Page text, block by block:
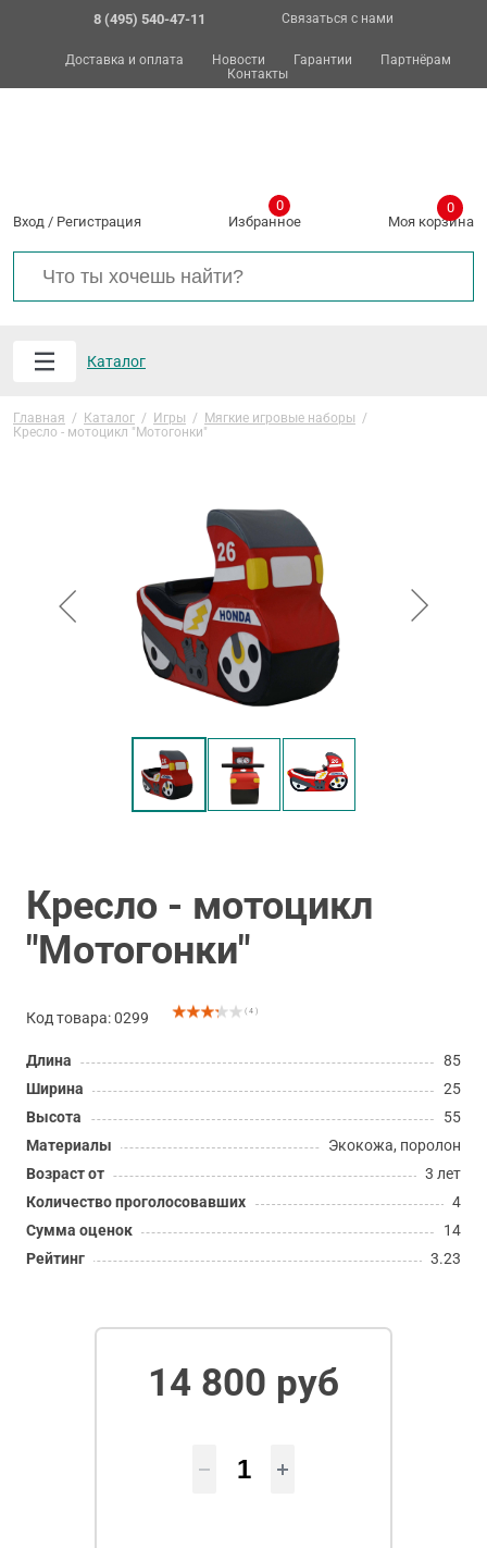
8 (495) 540-47-11 Связаться с нами
Доставка и оплата Новости Гарантии
Партнёрам
Контакты
Вход / Регистрация Избранное
0
Моя корзина
0
Каталог
Главная / Каталог / Игры / Мягкие игровые наборы /
Кресло - мотоцикл "Мотогонки"
Кресло - мотоцикл
"Мотогонки"
Код товара: 0299 ( 4 )
Длина
85
Ширина
25
Высота
55
Материалы
Экокожа, поролон
Возраст от
3 лет
Количество проголосовавших
4
Сумма оценок
14
Рейтинг
3.23
14 800 руб